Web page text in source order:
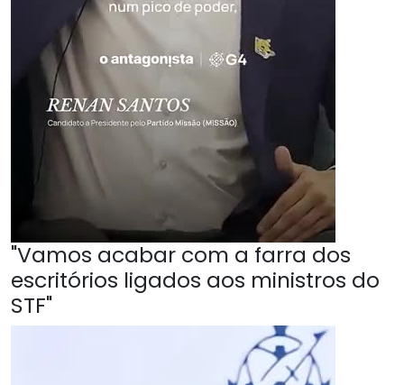
"Vamos acabar com a farra dos
escritórios ligados aos ministros do
STF"